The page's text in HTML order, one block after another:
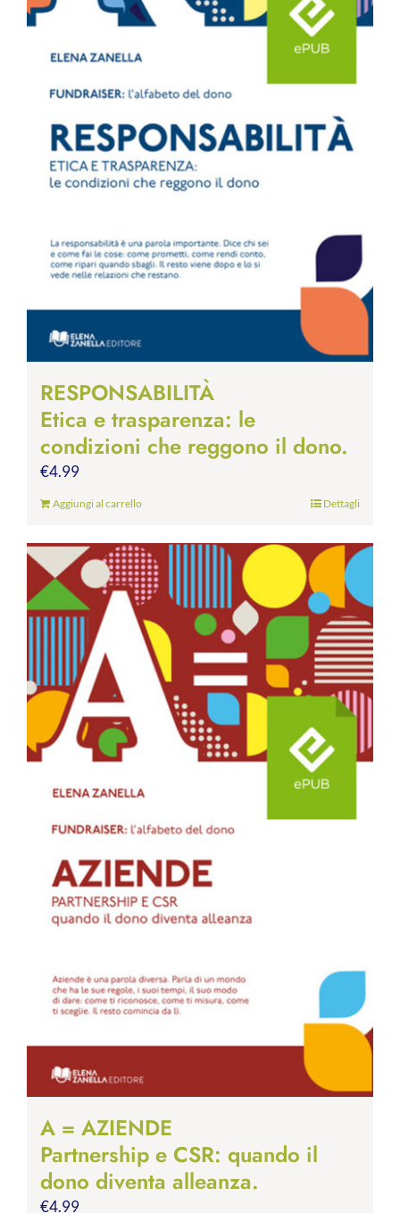
RESPONSABILITÀ
Etica e trasparenza: le
condizioni che reggono il dono.
€4.99
Aggiungi al carrello Dettagli
A = AZIENDE
Partnership e CSR: quando il
dono diventa alleanza.
€4.99